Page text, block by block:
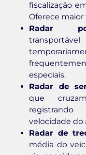
fiscalização
Oferece
Radar
especiais.
Radar de
que
velocidade do
Radar de
média do